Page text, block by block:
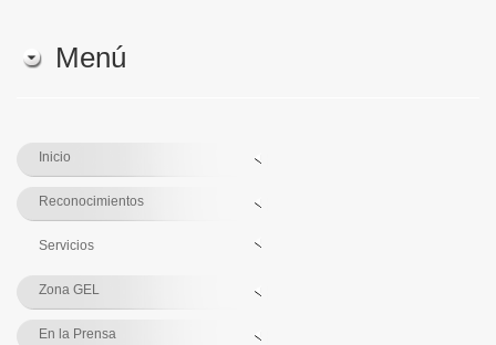
Menú
Inicio
Reconocimientos
Servicios
Zona GEL
En la Prensa